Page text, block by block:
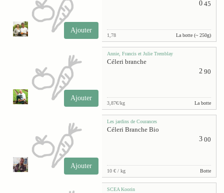
Ajouter
0 45
1,78 La botte (~ 250g)
Ajouter
Annie, Francis et Julie Tremblay
Céleri branche
2 90
3,87€/kg La botte
Ajouter
Les jardins de Courances
Céleri Branche Bio
3 00
10 € / kg Botte
SCEA Koorin